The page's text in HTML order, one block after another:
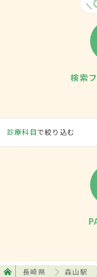
検索
診療科目で絞り込む
長崎県 森山駅